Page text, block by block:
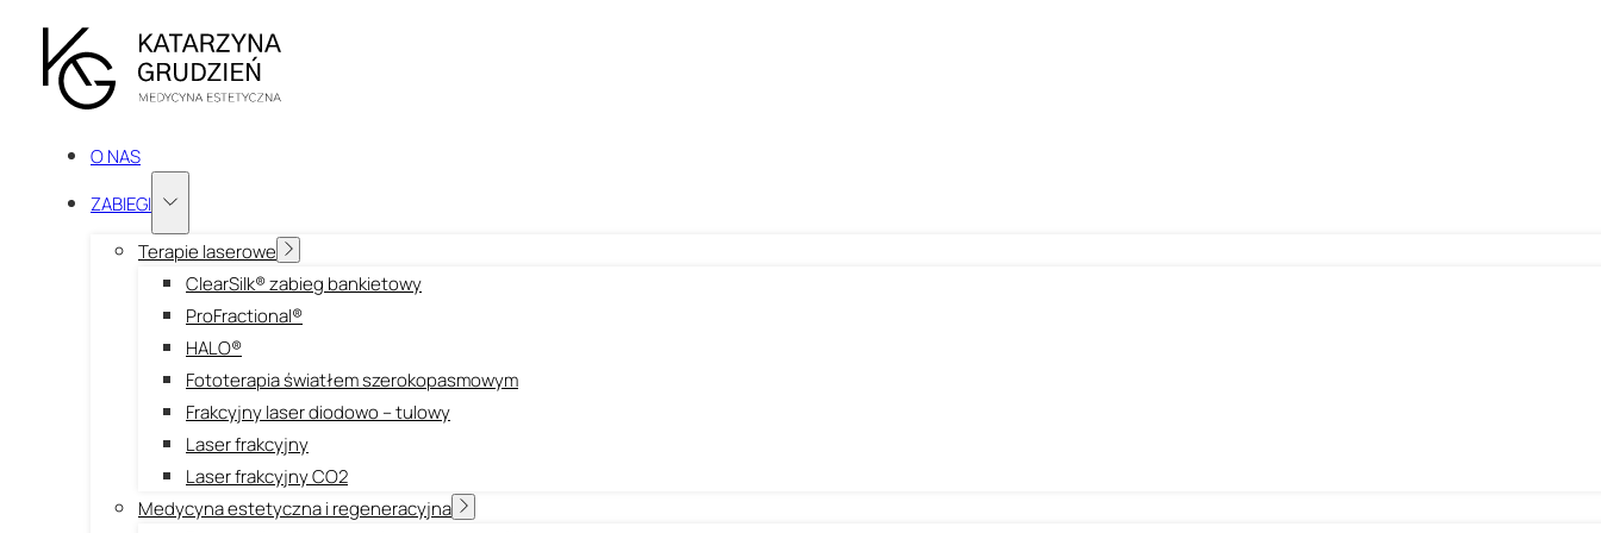
O NAS
ZABIEGI
Terapie laserowe
ClearSilk® zabieg bankietowy
ProFractional®
HALO®
Fototerapia światłem szerokopasmowym
Frakcyjny laser diodowo – tulowy
Laser frakcyjny
Laser frakcyjny CO2
Medycyna estetyczna i regeneracyjna